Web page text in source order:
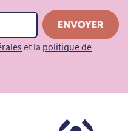
et la politique de